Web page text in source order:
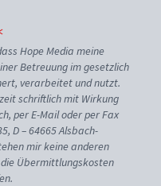
Hope Media meine
Betreuung im gesetzlich
verarbeitet und nutzt.
schriftlich mit Wirkung
per E-Mail oder per Fax
D – 64665 Alsbach-
mir keine anderen
Übermittlungskosten